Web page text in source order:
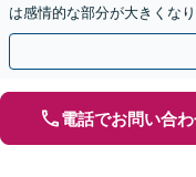
は感情的な部分が大きくな
い込みもご相談ください。
電話でお問い合